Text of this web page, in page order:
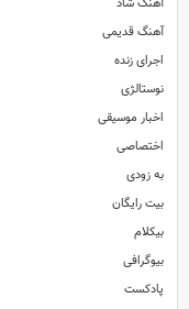
آهنگ شاد
آهنگ قدیمی
اجرای زنده
نوستالژی
اخبار موسیقی
اختصاصی
به زودی
بیت رایگان
بیکلام
بیوگرافی
پادکست